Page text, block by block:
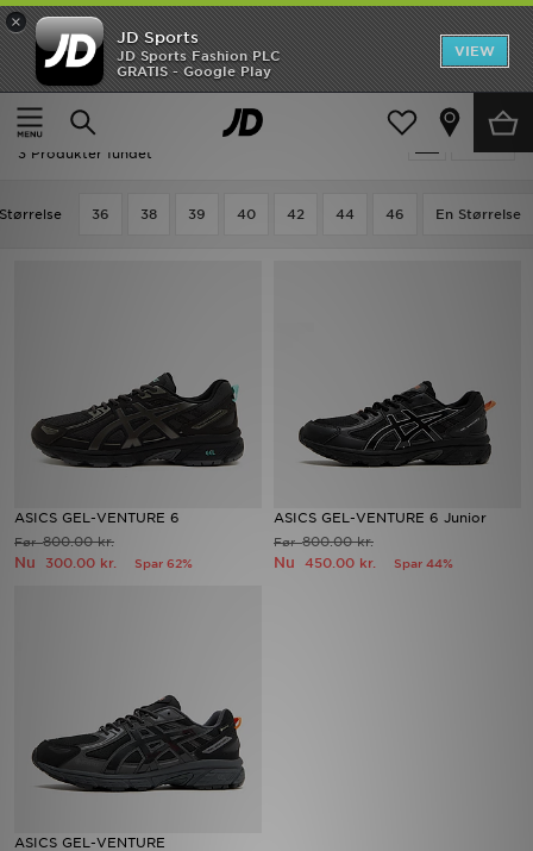
×
JD Sports
JD Sports Fashion PLC
GRATIS - Google Play
VIEW
Hjem
Udsalg | ASICS GEL-VENTURE
Udsalg | ASICS GEL-VENTURE
3 Produkter fundet
Størrelse 36 38 39 40 42 44 46 En Størrelse
ASICS GEL-VENTURE 6
Før800.00 kr.
Nu 300.00 kr. Spar 62%
ASICS GEL-VENTURE 6 Junior
Før800.00 kr.
Nu 450.00 kr. Spar 44%
ASICS GEL-VENTURE
Hjem
Udsalg
Nyheder
Brands
Hjælp & information